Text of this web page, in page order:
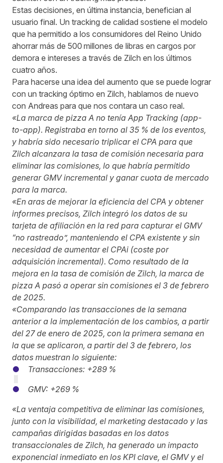
Estas decisiones, en última instancia, benefician al
usuario final. Un tracking de calidad sostiene el modelo
que ha permitido a los consumidores del Reino Unido
ahorrar más de 500 millones de libras en cargos por
demora e intereses a través de Zilch en los últimos
cuatro años.
Para hacerse una idea del aumento que se puede lograr
con un tracking óptimo en Zilch, hablamos de nuevo
con Andreas para que nos contara un caso real.
«La marca de pizza A no tenía App Tracking (app-
to-app). Registraba en torno al 35 % de los eventos,
y habría sido necesario triplicar el CPA para que
Zilch alcanzara la tasa de comisión necesaria para
eliminar las comisiones, lo que habría permitido
generar GMV incremental y ganar cuota de mercado
para la marca.
«En aras de mejorar la eficiencia del CPA y obtener
informes precisos, Zilch integró los datos de su
tarjeta de afiliación en la red para capturar el GMV
“no rastreado”, manteniendo el CPA existente y sin
necesidad de aumentar el CPAi (coste por
adquisición incremental). Como resultado de la
mejora en la tasa de comisión de Zilch, la marca de
pizza A pasó a operar sin comisiones el 3 de febrero
de 2025.
«Comparando las transacciones de la semana
anterior a la implementación de los cambios, a partir
del 27 de enero de 2025, con la primera semana en
la que se aplicaron, a partir del 3 de febrero, los
datos muestran lo siguiente:
Transacciones: +289 %
GMV: +269 %
«La ventaja competitiva de eliminar las comisiones,
junto con la visibilidad, el marketing destacado y las
campañas dirigidas basadas en los datos
transaccionales de Zilch, ha generado un impacto
exponencial inmediato en los KPI clave, el GMV y el